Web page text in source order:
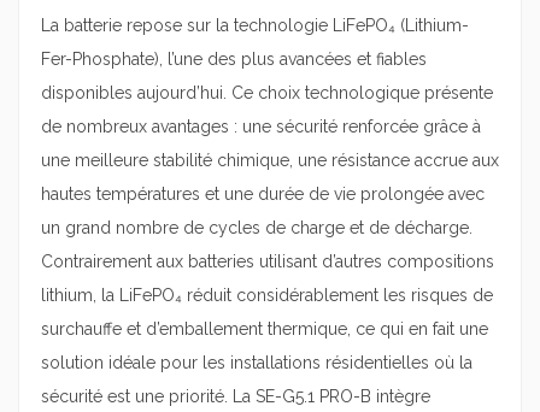
La batterie repose sur la technologie LiFePO₄ (Lithium-
Fer-Phosphate), l’une des plus avancées et fiables
disponibles aujourd’hui. Ce choix technologique présente
de nombreux avantages : une sécurité renforcée grâce à
une meilleure stabilité chimique, une résistance accrue aux
hautes températures et une durée de vie prolongée avec
un grand nombre de cycles de charge et de décharge.
Contrairement aux batteries utilisant d’autres compositions
lithium, la LiFePO₄ réduit considérablement les risques de
surchauffe et d’emballement thermique, ce qui en fait une
solution idéale pour les installations résidentielles où la
sécurité est une priorité. La SE-G5.1 PRO-B intègre